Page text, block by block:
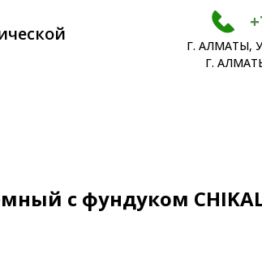
Г. АЛМАТЫ,
Г.
с фундуком